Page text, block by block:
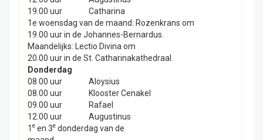
19.00 uur
Catharina
1e woensdag van de maand: Rozenkrans om
19.00 uur in de Johannes-Bernardus.
Maandelijks: Lectio Divina om
20.00 uur in de St. Catharinakathedraal.
Donderdag
08.00 uur
Aloysius
08.00 uur
Klooster Cenakel
09.00 uur
Rafael
12.00 uur
Augustinus
1 e en 3e donderdag van de